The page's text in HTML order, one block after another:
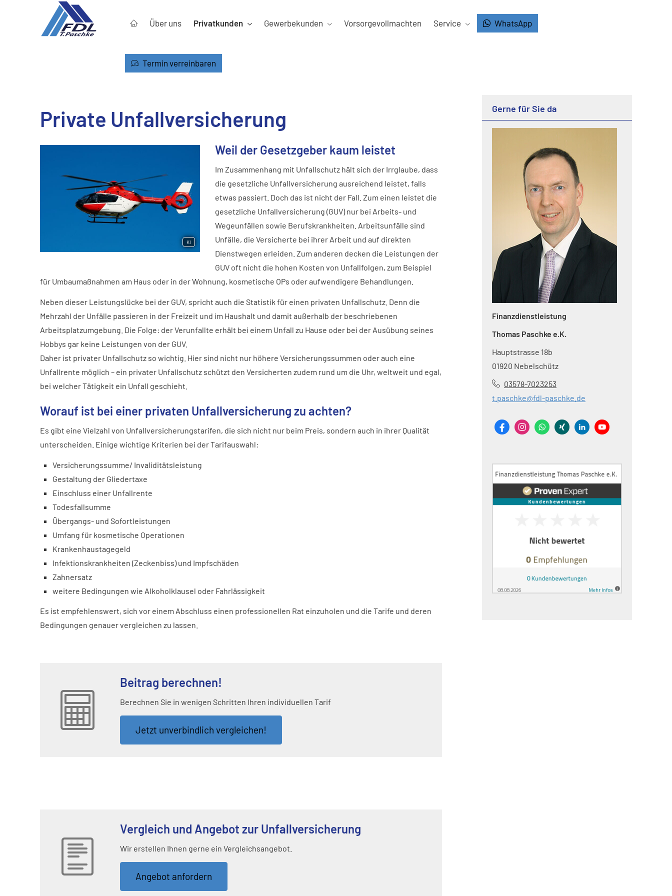
Über uns Privatkunden Gewerbekunden Vorsorgevollmachten Service WhatsApp
Termin verreinbaren
Gerne für Sie da
Finanzdienstleistung
Thomas Paschke e.K.
Hauptstrasse 18b
01920 Nebelschütz
03578-7023253
t.paschke@fdl-paschke.de
Private Unfall­ver­si­che­rung
KI
Weil der Gesetzgeber kaum leistet
Im Zusammenhang mit Unfallschutz hält sich der Irrglaube, dass
die gesetzliche Unfall­ver­si­che­rung ausreichend leistet, falls
etwas passiert. Doch das ist nicht der Fall. Zum einen leistet die
gesetzliche Unfall­ver­si­che­rung (GUV) nur bei Arbeits- und
Wegeunfällen sowie Berufskrankheiten. Arbeitsunfälle sind
Unfälle, die Versicherte bei ihrer Arbeit und auf direkten
Dienstwegen erleiden. Zum anderen decken die Leistungen der
GUV oft nicht die hohen Kosten von Unfallfolgen, zum Beispiel
für Umbaumaßnahmen am Haus oder in der Wohnung, kosmetische OPs oder aufwendigere Behandlungen.
Neben dieser Leistungslücke bei der GUV, spricht auch die Statistik für einen privaten Unfallschutz. Denn die
Mehrzahl der Unfälle passieren in der Freizeit und im Haushalt und damit außerhalb der beschriebenen
Arbeitsplatzumgebung. Die Folge: der Verunfallte erhält bei einem Unfall zu Hause oder bei der Ausübung seines
Hobbys gar keine Leistungen von der GUV.
Daher ist privater Unfallschutz so wichtig. Hier sind nicht nur höhere Versicherungssummen oder auch eine
Unfallrente möglich – ein privater Unfallschutz schützt den Versicherten zudem rund um die Uhr, weltweit und egal,
bei welcher Tätigkeit ein Unfall geschieht.
Worauf ist bei einer privaten Unfall­ver­si­che­rung zu achten?
Es gibt eine Vielzahl von Unfall­ver­si­che­rungstarifen, die sich nicht nur beim Preis, sondern auch in ihrer Qualität
unterscheiden. Einige wichtige Kriterien bei der Tarifauswahl:
Versicherungssumme/ Invaliditätsleistung
Gestaltung der Gliedertaxe
Einschluss einer Unfallrente
Todesfallsumme
Übergangs- und Sofortleistungen
Umfang für kosmetische Operationen
Krankenhaustagegeld
Infektionskrankheiten (Zeckenbiss) und Impfschäden
Zahnersatz
weitere Bedingungen wie Alkoholklausel oder Fahrlässigkeit
Es ist empfehlenswert, sich vor einem Abschluss einen professionellen Rat einzuholen und die Tarife und deren
Bedingungen genauer ver­gleichen zu lassen.
Beitrag berechnen!
Berechnen Sie in wenigen Schritten Ihren individuellen Tarif
Jetzt unverbindlich ver­gleichen!
Vergleich und Angebot zur Unfall­ver­si­che­rung
Wir erstellen Ihnen gerne ein Vergleichsangebot.
An­ge­bot an­for­dern